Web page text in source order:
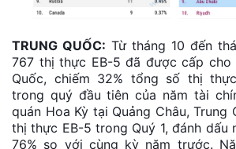
TRUNG QUỐC: Từ tháng 10 đến
767 thị thực EB-5 đã được cấp cho
Quốc, chiếm 32% tổng số thị
trong quý đầu tiên của năm tài
quán Hoa Kỳ tại Quảng Châu, Trung
thị thực EB-5 trong Quý 1, đánh dấu
76% so với cùng kỳ năm trước.